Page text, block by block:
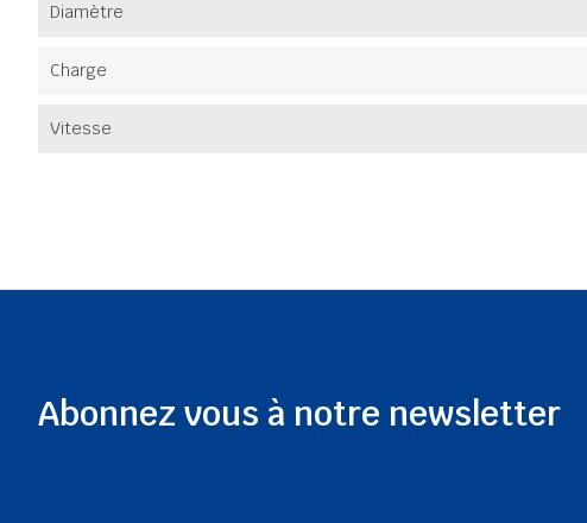
Diamètre
Charge
Vitesse
Abonnez vous à notre newsletter